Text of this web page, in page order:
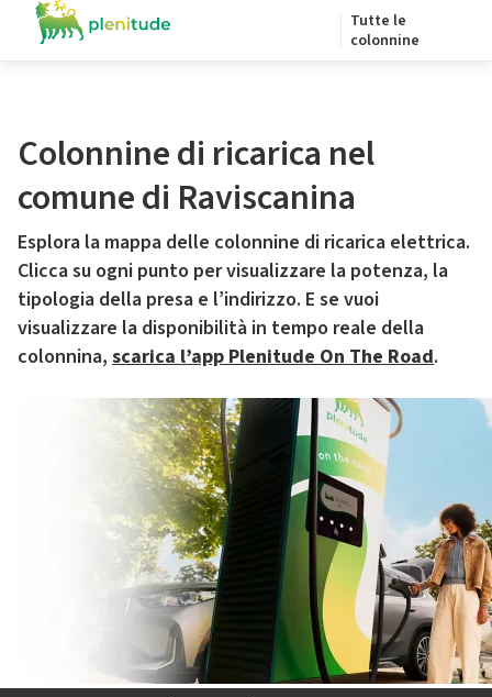
Tutte le
colonnine
Colonnine di ricarica nel
comune di Raviscanina
Esplora la mappa delle colonnine di ricarica elettrica.
Clicca su ogni punto per visualizzare la potenza, la
tipologia della presa e l’indirizzo. E se vuoi
visualizzare la disponibilità in tempo reale della
colonnina, scarica l’app Plenitude On The Road.